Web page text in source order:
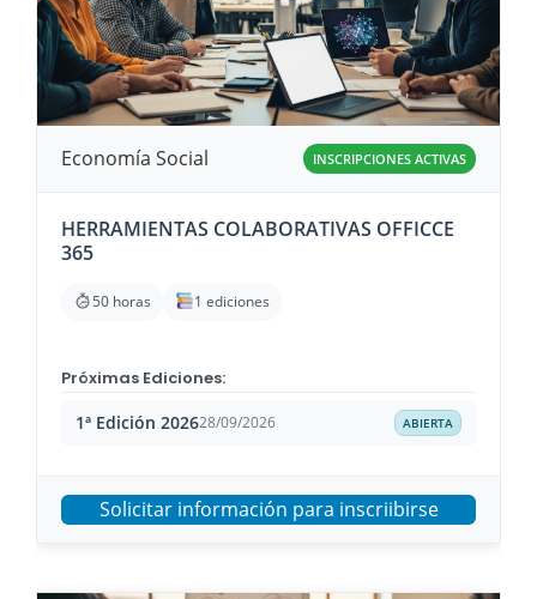
Economía Social INSCRIPCIONES ACTIVAS
HERRAMIENTAS COLABORATIVAS OFFICCE
365
50 horas 1 ediciones
Próximas Ediciones:
1ª Edición 202628/09/2026 ABIERTA
Solicitar información para inscriibirse